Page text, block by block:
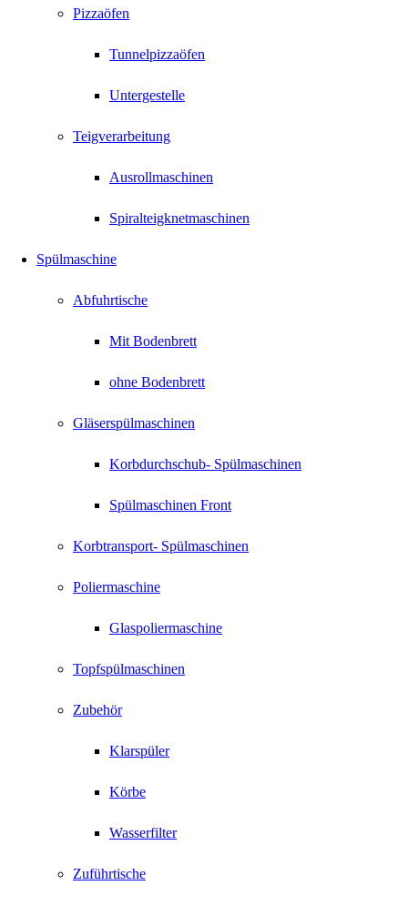
Pizzaöfen
Tunnelpizzaöfen
Untergestelle
Teigverarbeitung
Ausrollmaschinen
Spiralteigknetmaschinen
Spülmaschine
Abfuhrtische
Mit Bodenbrett
ohne Bodenbrett
Gläserspülmaschinen
Korbdurchschub- Spülmaschinen
Spülmaschinen Front
Korbtransport- Spülmaschinen
Poliermaschine
Glaspoliermaschine
Topfspülmaschinen
Zubehör
Klarspüler
Körbe
Wasserfilter
Zuführtische